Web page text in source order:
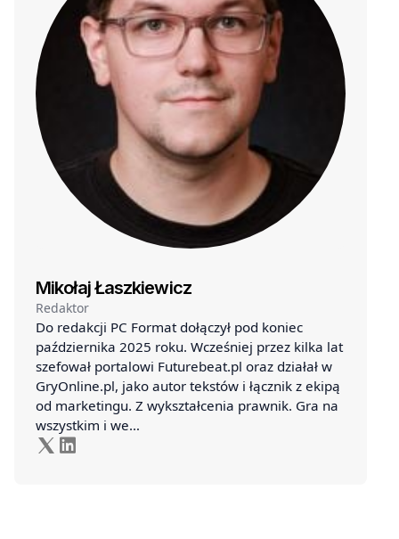
Mikołaj Łaszkiewicz
Redaktor
Do redakcji PC Format dołączył pod koniec
października 2025 roku. Wcześniej przez kilka lat
szefował portalowi Futurebeat.pl oraz działał w
GryOnline.pl, jako autor tekstów i łącznik z ekipą
od marketingu. Z wykształcenia prawnik. Gra na
wszystkim i we…